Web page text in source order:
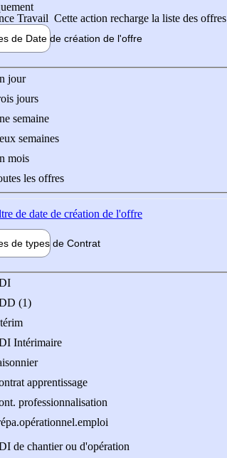
Travail Cette action recharge la liste des offres
de Date de création de l'offre
de l'offre
jour
jours
semaine
semaines
mois
les offres
de date de création de l'offre
de types de Contrat
(1)
Intérimaire
apprentissage
professionnalisation
de chantier ou d'opération